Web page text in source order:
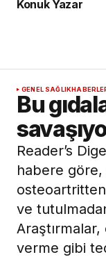
Konuk Yazar
GENEL SAĞLIK
Bu
Reader’s
habere
ve
verme gibi